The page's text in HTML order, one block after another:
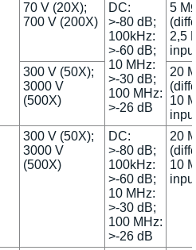
70 V (20X);
700 V (200X)
DC:
>-80 dB;
100kHz:
>-60 dB;
10 MHz:
>-30 dB;
100 MHz:
>-26 dB
5
2,5
300 V (50X);
3000 V
(500X)
20
10
300 V (50X);
3000 V
(500X)
DC:
>-80 dB;
100kHz:
>-60 dB;
10 MHz:
>-30 dB;
100 MHz:
>-26 dB
20
10